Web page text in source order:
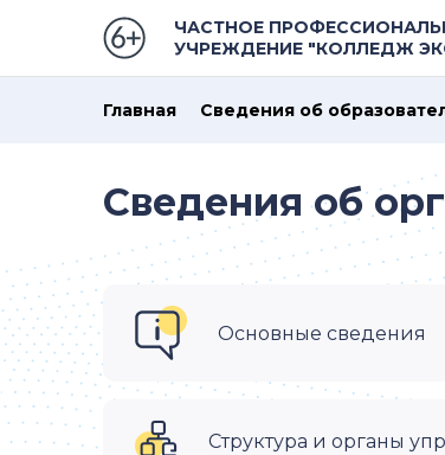
ЧАСТНОЕ
УЧРЕЖДЕНИЕ "КОЛЛЕДЖ
Главная Сведения об
Сведения об
Основные сведения
Структура и органы